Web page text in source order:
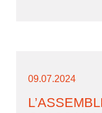
09.07.2024